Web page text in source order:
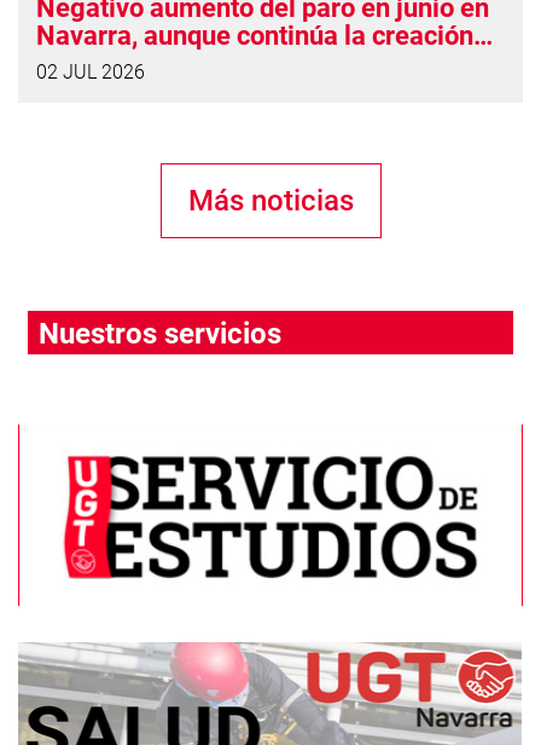
Negativo aumento del paro en junio en
Navarra, aunque continúa la creación
de empleo
02 JUL 2026
Más noticias
Nuestros servicios